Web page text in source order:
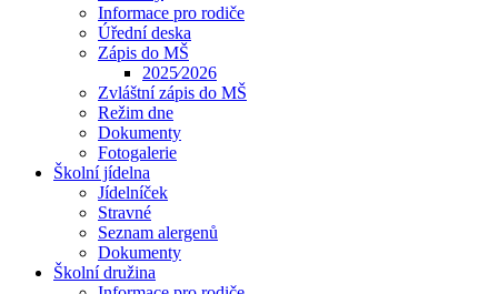
Informace pro rodiče
Úřední deska
Zápis do MŠ
2025⁄2026
Zvláštní zápis do MŠ
Režim dne
Dokumenty
Fotogalerie
Školní jídelna
Jídelníček
Stravné
Seznam alergenů
Dokumenty
Školní družina